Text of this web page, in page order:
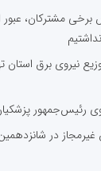
مشترکان، عبور
برق استان
183 برق غیرمجاز در